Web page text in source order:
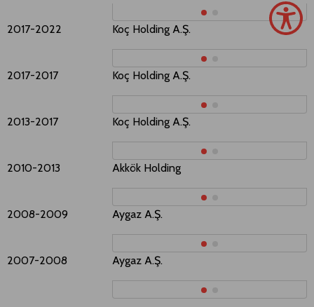
2017-2022 Koç Holding A.Ş.​​​
2017-2017 Koç Holding A.Ş.​​​
2013-2017 Koç Holding A.Ş.​​​
2010-2013 Akkök Holding
2008-2009 Aygaz A.Ş.
2007-2008 Aygaz A.Ş.